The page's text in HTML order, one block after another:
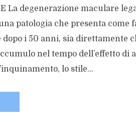
La degenerazione maculare
patologia che presenta
i 50 anni, sia direttamente
nel tempo dell’effetto
lo stile...